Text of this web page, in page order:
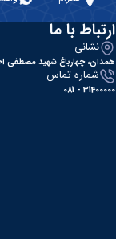
ارتباط با ما
نشانی
همدان، چهارباغ شهید مصطفی
شماره تماس
31400000 - 081